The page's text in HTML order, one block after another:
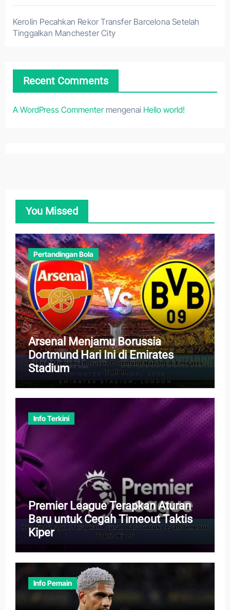
Kerolin Pecahkan Rekor Transfer Barcelona Setelah
Tinggalkan Manchester City
Recent Comments
A WordPress Commentermengenai Hello world!
You Missed
Pertandingan Bola
Arsenal Menjamu Borussia
Dortmund Hari Ini di Emirates
Stadium
Info Terkini
Premier League Terapkan Aturan
Baru untuk Cegah Timeout Taktis
Kiper
Info Pemain